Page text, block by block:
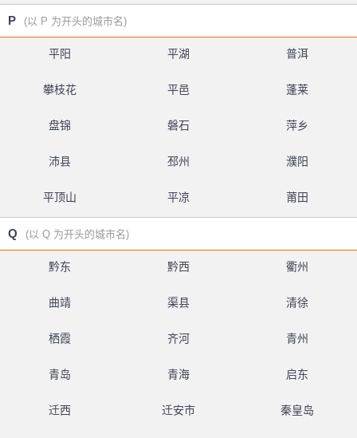
P (以 P 为开头的城市名)
平阳 平湖 普洱
攀枝花 平邑 蓬莱
盘锦 磐石 萍乡
沛县 邳州 濮阳
平顶山 平凉 莆田
Q (以 Q 为开头的城市名)
黔东 黔西 衢州
曲靖 渠县 清徐
栖霞 齐河 青州
青岛 青海 启东
迁西 迁安市 秦皇岛